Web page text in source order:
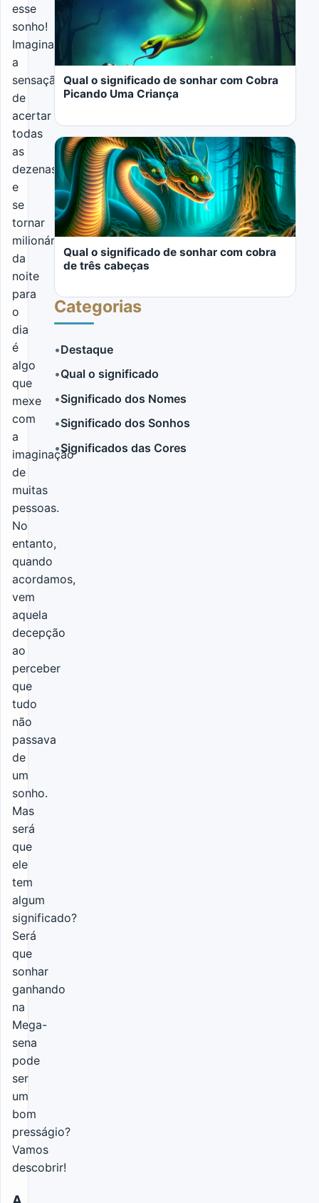
esse
sonho!
Imaginar
a
sensação
de
acertar
todas
as
dezenas
e
se
tornar
milionário
da
noite
para
o
dia
é
algo
que
mexe
com
a
imaginação
de
muitas
pessoas.
No
entanto,
quando
acordamos,
vem
aquela
decepção
ao
perceber
que
tudo
não
passava
de
um
sonho.
Mas
será
que
ele
tem
algum
significado?
Será
que
sonhar
ganhando
na
Mega-
sena
pode
ser
um
bom
presságio?
Vamos
descobrir!
Qual o significado de sonhar com Cobra
Picando Uma Criança
LER MAIS
Qual o significado de sonhar com cobra
de três cabeças
LER MAIS
Categorias
•Destaque
•Qual o significado
•Significado dos Nomes
•Significado dos Sonhos
•Significados das Cores